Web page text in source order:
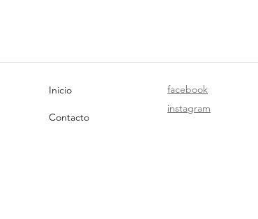
Inicio
Contacto
facebook
instagram